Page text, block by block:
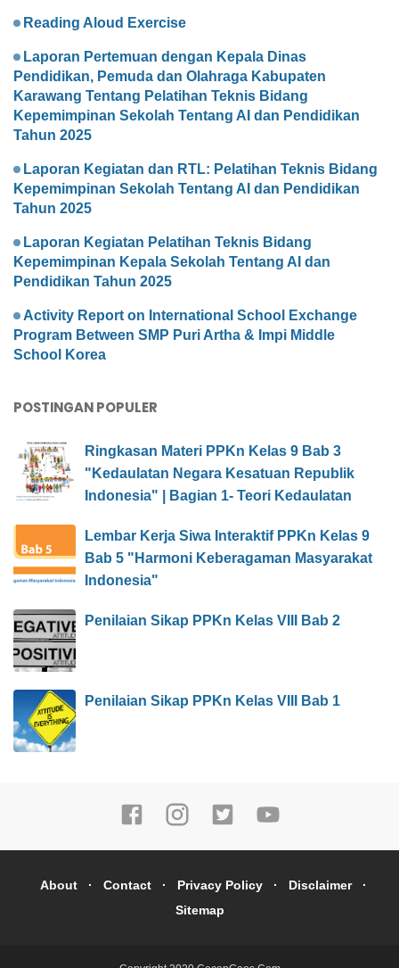
Reading Aloud Exercise
Laporan Pertemuan dengan Kepala Dinas
Pendidikan, Pemuda dan Olahraga Kabupaten
Karawang Tentang Pelatihan Teknis Bidang
Kepemimpinan Sekolah Tentang AI dan Pendidikan
Tahun 2025
Laporan Kegiatan dan RTL: Pelatihan Teknis Bidang
Kepemimpinan Sekolah Tentang AI dan Pendidikan
Tahun 2025
Laporan Kegiatan Pelatihan Teknis Bidang
Kepemimpinan Kepala Sekolah Tentang AI dan
Pendidikan Tahun 2025
Activity Report on International School Exchange
Program Between SMP Puri Artha & Impi Middle
School Korea
POSTINGAN POPULER
Ringkasan Materi PPKn Kelas 9 Bab 3
"Kedaulatan Negara Kesatuan Republik
Indonesia" | Bagian 1- Teori Kedaulatan
Lembar Kerja Siwa Interaktif PPKn Kelas 9
Bab 5 "Harmoni Keberagaman Masyarakat
Indonesia"
Penilaian Sikap PPKn Kelas VIII Bab 2
Penilaian Sikap PPKn Kelas VIII Bab 1
About Contact Privacy Policy
Disclaimer
Sitemap